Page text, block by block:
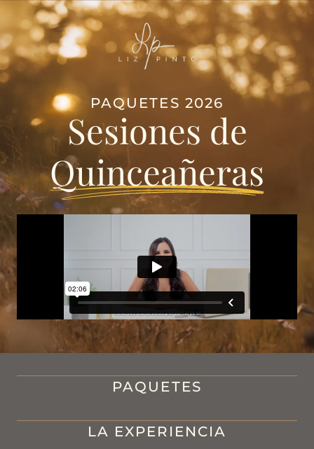
PAQUETES 2026
Sesiones de
Quinceañeras
PAQUETES
LA EXPERIENCIA